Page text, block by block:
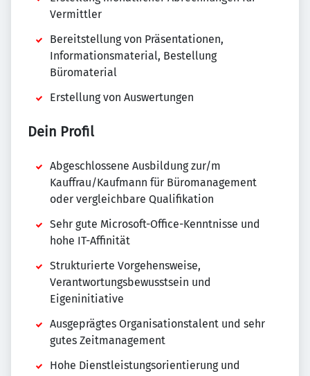
Vermittler
Bereitstellung von Präsentationen,
Informationsmaterial, Bestellung
Büromaterial
Erstellung von Auswertungen
Dein Profil
Abgeschlossene Ausbildung zur/m
Kauffrau/Kaufmann für Büromanagement
oder vergleichbare Qualifikation
Sehr gute Microsoft-Office-Kenntnisse und
hohe IT-Affinität
Strukturierte Vorgehensweise,
Verantwortungsbewusstsein und
Eigeninitiative
Ausgeprägtes Organisationstalent und sehr
gutes Zeitmanagement
Hohe Dienstleistungsorientierung und